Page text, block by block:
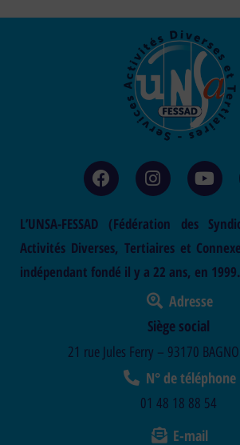
L’UNSA-FESSAD (Fédération des
Activités Diverses, Tertiaires et
indépendant fondé il y a 22 ans, en 1999.
Adresse
Siège social
21 rue Jules Ferry – 93170
N° de téléphone
01 48 18 88 54
E-mail